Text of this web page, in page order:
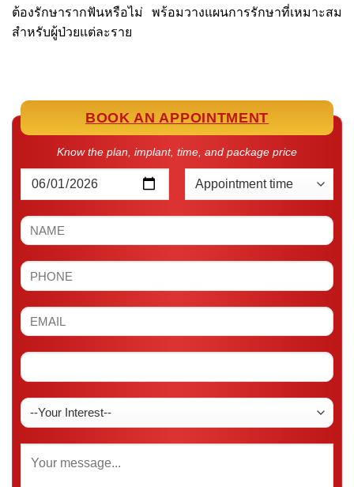
ต้องรักษารากฟันหรือไม่ พร้อมวางแผนการรักษาที่เหมาะสม
สำหรับผู้ป่วยแต่ละราย
BOOK AN APPOINTMENT
Know the plan, implant, time, and package price